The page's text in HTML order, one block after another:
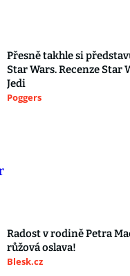
Přesně takhle si
Star Wars. Recenze Star
Jedi
Poggers
Radost v rodině Petra
růžová oslava!
Blesk.cz